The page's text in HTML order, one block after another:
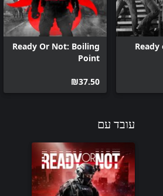
Ready Or Not: Boiling
Point
‪₪‎37.50‬
עובד עם